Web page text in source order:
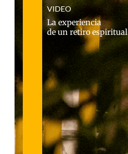
VIDEO
La experiencia
de un retiro espiritual